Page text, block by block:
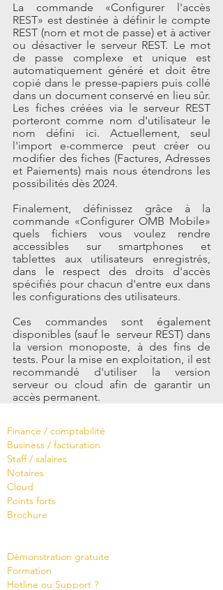
La commande «Configurer l'accès
REST» est destinée à définir le compte
REST (nom et mot de passe) et à activer
ou désactiver le serveur REST. Le mot
de passe complexe et unique est
automatiquement généré et doit être
copié dans le presse-papiers puis collé
dans un document conservé en lieu sûr.
Les fiches créées via le serveur REST
porteront comme nom d'utilisateur le
nom défini ici. Actuellement, seul
l'import e-commerce peut créer ou
modifier des fiches (Factures, Adresses
et Paiements) mais nous étendrons les
possibilités dès 2024.
Finalement, définissez grâce à la
commande «Configurer OMB Mobile»
quels fichiers vous voulez rendre
accessibles sur smartphones et
tablettes aux utilisateurs enregistrés,
dans le respect des droits d'accès
spécifiés pour chacun d'entre eux dans
les configurations des utilisateurs.
Ces commandes sont également
disponibles (sauf le  serveur REST) dans
la version monoposte, à des fins de
tests. Pour la mise en exploitation, il est
recommandé d'utiliser la version
serveur ou cloud afin de garantir un
accès permanent.
Finance / comptabilité
Business / facturation
Staff / salaires
Notaires
Cloud
Points forts
Brochure
Démonstration gratuite
Formation
Hotline ou Support ?